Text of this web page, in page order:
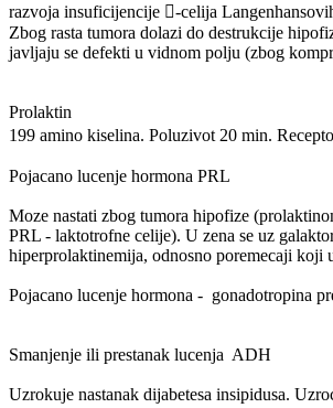
razvoja insuficijencije -celija
Zbog rasta tumora dolazi do destrukcije
javljaju se defekti u vidnom polju (zbog
Prolaktin
199 amino kiselina. Poluzivot 20 min.
Pojacano lucenje hormona PRL
Moze nastati zbog tumora hipofize
PRL - laktotrofne celije). U zena se uz
hiperprolaktinemija, odnosno poremecaji
Pojacano lucenje hormona - gonadotropina
Smanjenje ili prestanak lucenja ADH
Uzrokuje nastanak dijabetesa insipidusa.